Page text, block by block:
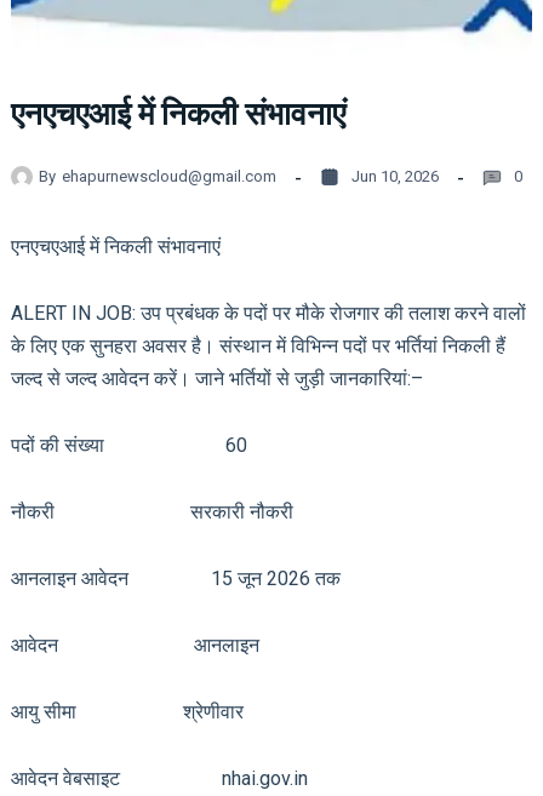
एनएचएआई में निकली संभावनाएं
By ehapurnewscloud@gmail.com Jun 10, 2026 0
एनएचएआई में निकली संभावनाएं
ALERT IN JOB: उप प्रबंधक के पदों पर मौके रोजगार की तलाश करने वालों
के लिए एक सुनहरा अवसर है। संस्थान में विभिन्न पदों पर भर्तियां निकली हैं
जल्द से जल्द आवेदन करें। जाने भर्तियों से जुड़ी जानकारियां:–
पदों की संख्या 60
नौकरी सरकारी नौकरी
आनलाइन आवेदन 15 जून 2026 तक
आवेदन आनलाइन
आयु सीमा श्रेणीवार
आवेदन वेबसाइट nhai.gov.in